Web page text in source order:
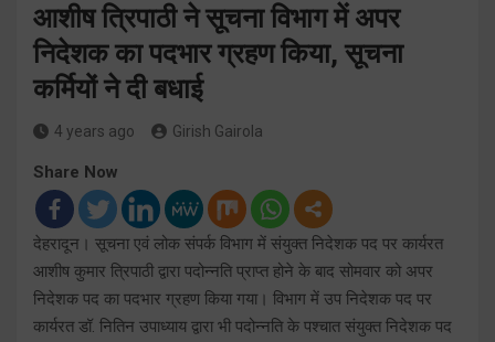
आशीष त्रिपाठी ने सूचना विभाग में अपर
निदेशक का पदभार ग्रहण किया, सूचना
कर्मियों ने दी बधाई
4 years ago Girish Gairola
Share Now
देहरादून। सूचना एवं लोक संपर्क विभाग में संयुक्त निदेशक पद पर कार्यरत
आशीष कुमार त्रिपाठी द्वारा पदोन्नति प्राप्त होने के बाद सोमवार को अपर
निदेशक पद का पदभार ग्रहण किया गया। विभाग में उप निदेशक पद पर
कार्यरत डॉ. नितिन उपाध्याय द्वारा भी पदोन्नति के पश्चात संयुक्त निदेशक पद